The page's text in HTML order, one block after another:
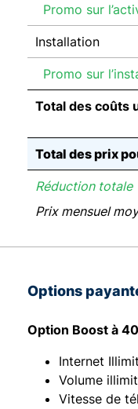
Promo sur
Installation
Promo sur
Total des coûts
Total des prix
Réduction totale
Prix mensuel
Options
Option Boost à
Internet
Volume
Vitesse de